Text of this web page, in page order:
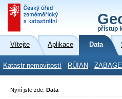
přístup
Vítejte Aplikace Data
Katastr nemovitostí RÚIAN
Nyní jste zde: Data